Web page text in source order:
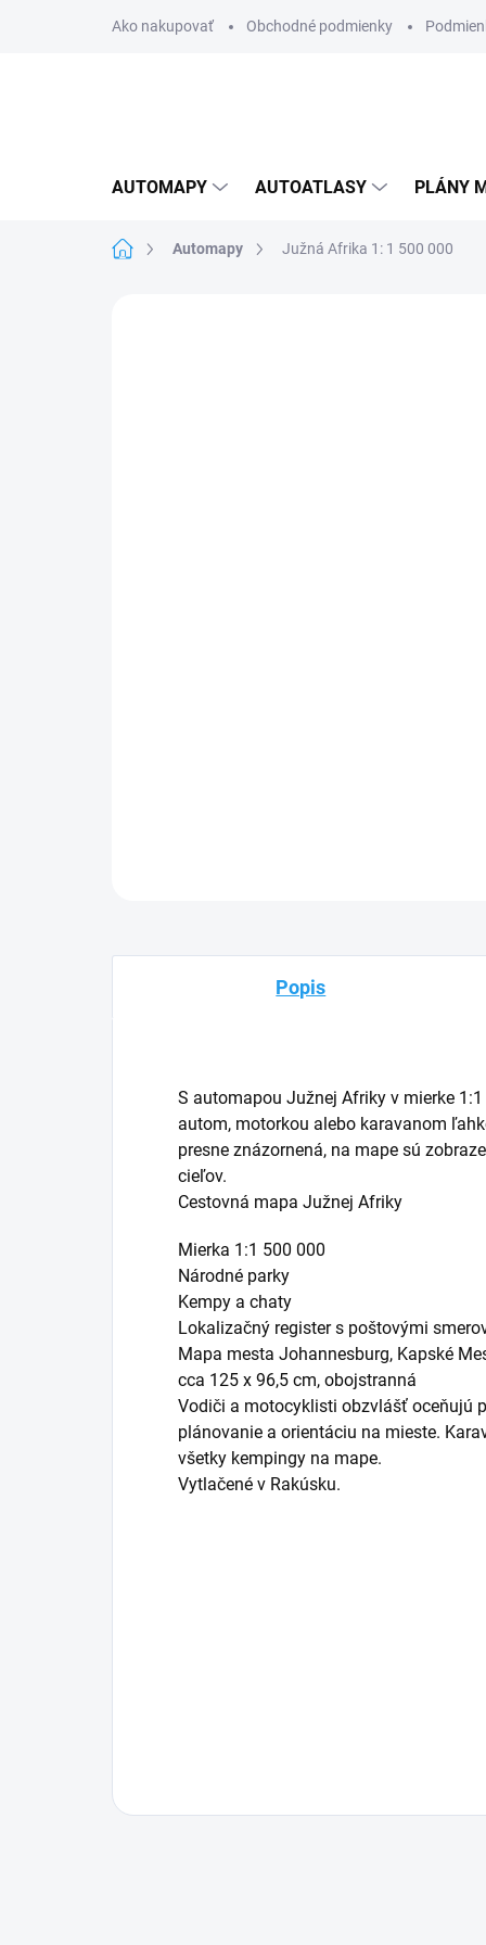
Ako nakupovať Obchodné podmienky
AUTOMAPY AUTOATLASY PLÁNY
DomovAutomapy Južná Afrika 1: 1 500 000
Popis
S automapou Južnej Afriky v mierke
autom, motorkou alebo karavanom
presne znázornená, na mape sú
cieľov.
Cestovná mapa Južnej Afriky
Mierka 1:1 500 000
Národné parky
Kempy a chaty
Lokalizačný register s poštovými
Mapa mesta Johannesburg, Kapské
cca 125 x 96,5 cm, obojstranná
Vodiči a motocyklisti obzvlášť oceňujú
plánovanie a orientáciu na mieste.
všetky kempingy na mape.
Vytlačené v Rakúsku.